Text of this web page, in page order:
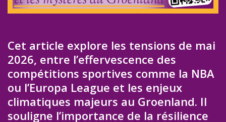
Cet article explore les tensions de mai
2026, entre l’effervescence des
compétitions sportives comme la NBA
ou l’Europa League et les enjeux
climatiques majeurs au Groenland. Il
souligne l’importance de la résilience